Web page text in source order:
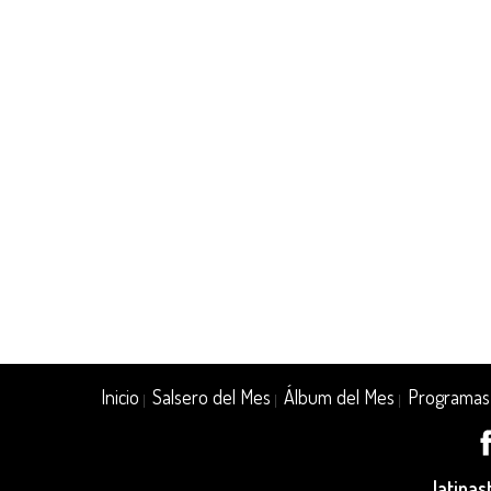
Inicio |Salsero del Mes |Álbum del Mes Programas